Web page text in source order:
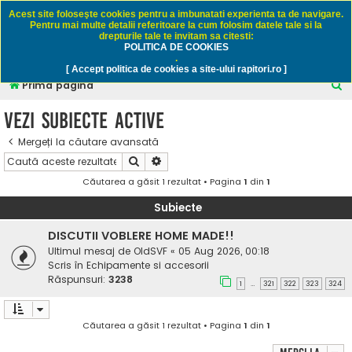
Rapitori.ro - Pescuit sportiv
Prima pagină
C
Vezi subiecte active
Mergeți la căutare avansată
Căutare
Căutarea a găsit 1 rezultat • Pagina 1 din 1
Subiecte
DISCUTII VOBLERE HOME MADE!!
Ultimul mesaj de OldSVF « 05 Aug 2026, 00:18
Scris în Echipamente si accesorii
Răspunsuri: 3238 1 … 321 322 323 324
Căutarea a găsit 1 rezultat • Pagina 1 din 1
Acest site foloseşte cookies pentru a imbunatati experienta ta de navigare.
Pentru mai multe detalii referitoare la cum folosim datele tale si la
drepturile tale te invitam sa citesti:
POLITICA DE COOKIES
.
[ Accept politica de cookies a site-ului rapitori.ro ]